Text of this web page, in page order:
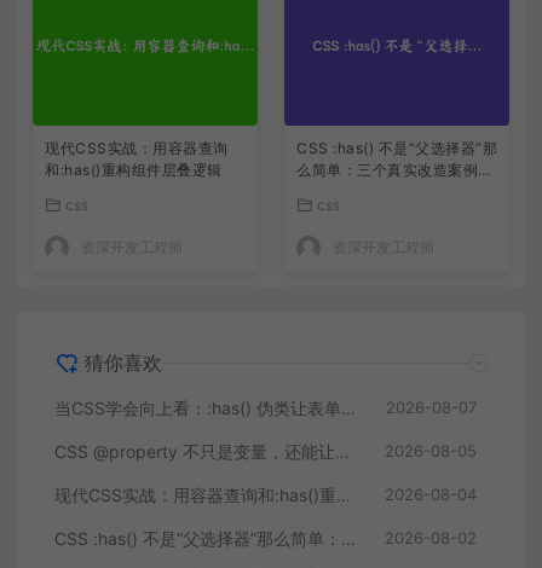
现代CSS实战：用容器查询
和:has()重构组件层叠逻辑
css
资深开发工程师
CSS :has() 不是“父选择器”那
么简单：三个真实改造案例让
css
资深开发工程师
猜你喜欢
当CSS学会向上看：:has() 伪类让表单反馈和卡片布局变得像变魔术 2026-08-07
CSS @property 不只是变量，还能让数字和颜色动起来 2026-08-05
现代CSS实战：用容器查询和:has()重构组件层叠逻辑 2026-08-04
CSS :has() 不是“父选择器”那么简单：三个真实改造案例让我删掉了 200 行 JS 2026-08-02